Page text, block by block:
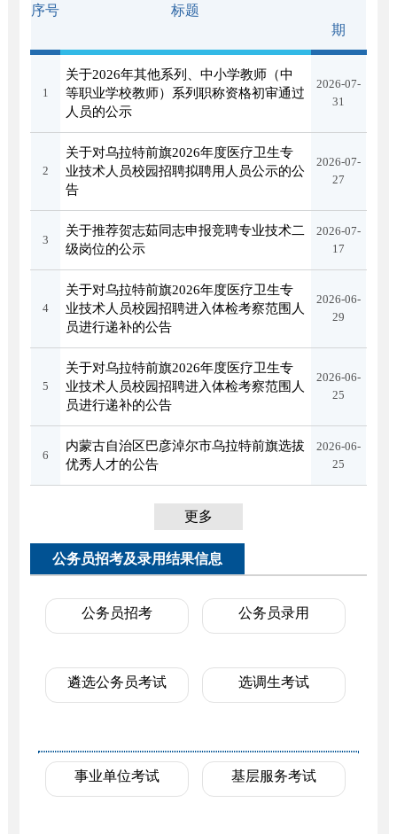
序号 标题
期
1
关于2026年其他系列、中小学教师（中
等职业学校教师）系列职称资格初审通过
人员的公示
2026-07-
31
2
关于对乌拉特前旗2026年度医疗卫生专
业技术人员校园招聘拟聘用人员公示的公
告
2026-07-
27
3
关于推荐贺志茹同志申报竞聘专业技术二
级岗位的公示
2026-07-
17
4
关于对乌拉特前旗2026年度医疗卫生专
业技术人员校园招聘进入体检考察范围人
员进行递补的公告
2026-06-
29
5
关于对乌拉特前旗2026年度医疗卫生专
业技术人员校园招聘进入体检考察范围人
员进行递补的公告
2026-06-
25
6
内蒙古自治区巴彦淖尔市乌拉特前旗选拔
优秀人才的公告
2026-06-
25
更多
公务员招考及录用结果信息
公务员招考 公务员录用
遴选公务员考试 选调生考试
事业单位考试 基层服务考试